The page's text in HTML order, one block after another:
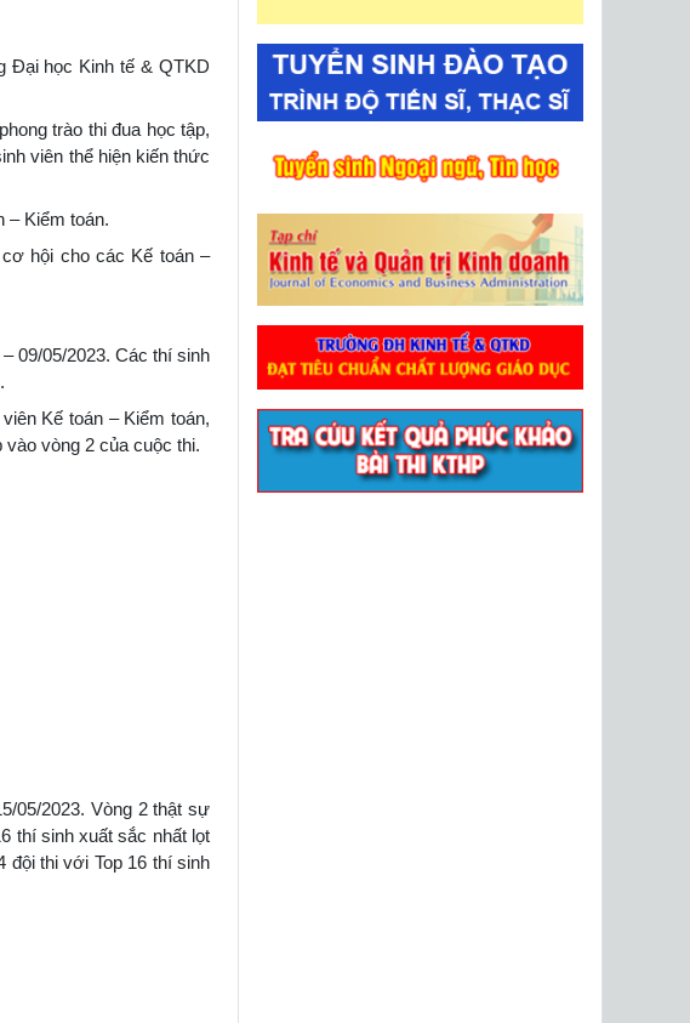
Đại học Kinh tế & QTKD
trào thi đua học tập,
viên thể hiện kiến thức
– Kiểm toán.
hội cho các Kế toán –
09/05/2023. Các thí sinh
Kế toán – Kiểm toán,
vòng 2 của cuộc thi.
05/2023. Vòng 2 thật sự
thí sinh xuất sắc nhất lọt
đội thi với Top 16 thí sinh